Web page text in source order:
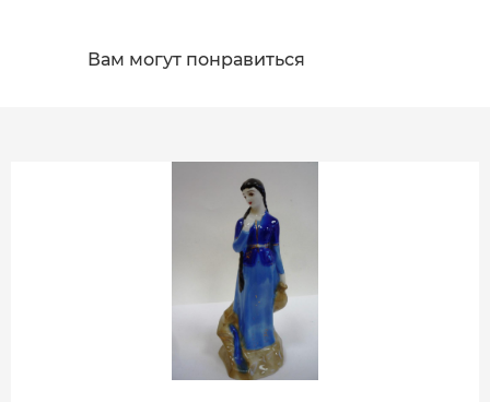
Вам могут понравиться